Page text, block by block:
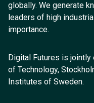
globally. We generate
leaders of high
importance.
Digital Futures is
of Technology,
Institutes of Sweden.